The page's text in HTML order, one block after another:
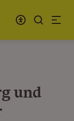
und